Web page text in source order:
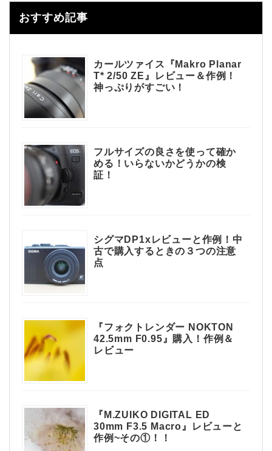
おすすめ記事
カールツァイス『Makro Planar
T* 2/50 ZE』レビュー＆作例！
神っぷりがすごい！
フルサイズの良さを使って確か
める！いらないかどうかの検
証！
シグマDP1xレビューと作例！中
古で購入するときの３つの注意
点
『フォクトレンダー NOKTON
42.5mm F0.95』購入！作例＆
レビュー
『M.ZUIKO DIGITAL ED
30mm F3.5 Macro』レビューと
作例~その①！！